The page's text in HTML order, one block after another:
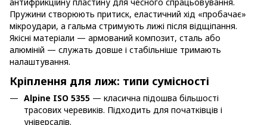
антифрикційну пластину для чесного спрацьовування.
Пружини створюють притиск, еластичний хід «пробачає»
мікроудари, а гальма стримують лижі після відщіпання.
Якісні матеріали — армований композит, сталь або
алюміній — служать довше і стабільніше тримають
налаштування.
Кріплення для лиж: типи сумісності
Alpine ISO 5355 — класична підошва більшості
трасових черевиків. Підходить для початківців і
універсалів.